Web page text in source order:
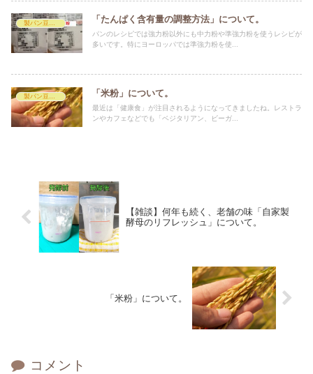
「たんぱく含有量の調整方法」について。
パンのレシピでは強力粉以外にも中力粉や準強力粉を使うレシピが
多いです。特にヨーロッパでは準強力粉を使...
製パン豆知識 「米粉」について。
最近は「健康食」が注目されるようになってきましたね。レストラ
ンやカフェなどでも「ベジタリアン、ビーガ...
【雑談】何年も続く、老舗の味「自家製
酵母のリフレッシュ」について。
「米粉」について。
コメント